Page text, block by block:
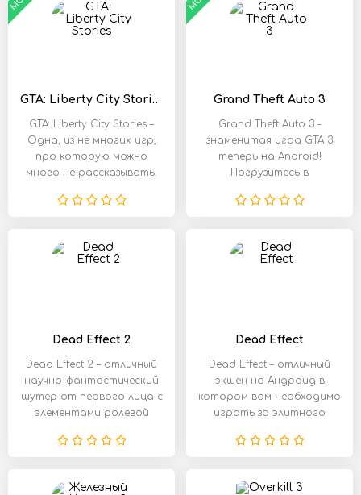
GTA: Liberty City Stories
GTA: Liberty City Stories –
Одна, из не многих игр,
про которую можно
много не рассказывать.
Grand Theft Auto 3
Grand Theft Auto 3 -
знаменитая игра GTA 3
теперь на Android!
Погрузитесь в
Dead Effect 2
Dead Effect 2 – отличный
научно-фантастический
шутер от первого лица с
элементами ролевой
Dead Effect
Dead Effect – отличный
экшен на Андроид в
котором вам необходимо
играть за элитного